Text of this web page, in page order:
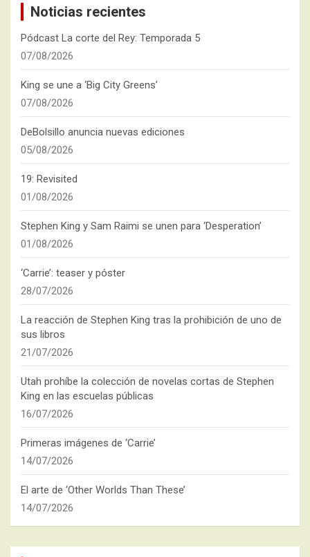
Noticias recientes
Pódcast La corte del Rey: Temporada 5
07/08/2026
King se une a ‘Big City Greens’
07/08/2026
DeBolsillo anuncia nuevas ediciones
05/08/2026
19: Revisited
01/08/2026
Stephen King y Sam Raimi se unen para ‘Desperation’
01/08/2026
‘Carrie’: teaser y póster
28/07/2026
La reacción de Stephen King tras la prohibición de uno de
sus libros
21/07/2026
Utah prohíbe la colección de novelas cortas de Stephen
King en las escuelas públicas
16/07/2026
Primeras imágenes de ‘Carrie’
14/07/2026
El arte de ‘Other Worlds Than These’
14/07/2026